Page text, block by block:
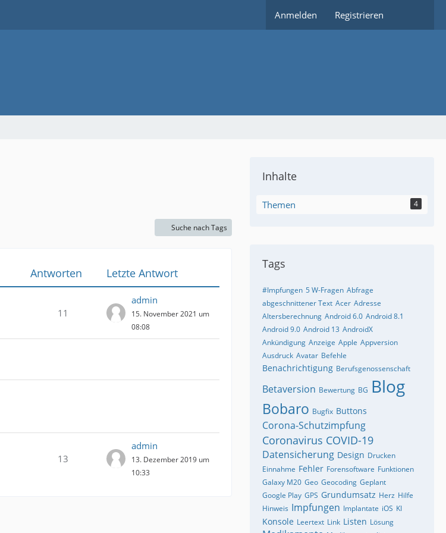
Anmelden Registrieren
Suche nach Tags
Antworten Letzte Antwort
11
admin
15. November 2021 um
08:08
13
admin
13. Dezember 2019 um
10:33
Inhalte
Themen 4
Tags
#Impfungen 5 W-Fragen Abfrage
abgeschnittener Text Acer Adresse
Altersberechnung Android 6.0 Android 8.1
Android 9.0 Android 13 AndroidX
Ankündigung Anzeige Apple Appversion
Ausdruck Avatar Befehle
Benachrichtigung Berufsgenossenschaft
Betaversion Bewertung BG Blog
Bobaro Bugfix Buttons
Corona-Schutzimpfung
Coronavirus COVID-19
Datensicherung Design Drucken
Einnahme Fehler Forensoftware Funktionen
Galaxy M20 Geo Geocoding Geplant
Google Play GPS Grundumsatz Herz Hilfe
Hinweis Impfungen Implantate iOS KI
Konsole Leertext Link Listen Lösung